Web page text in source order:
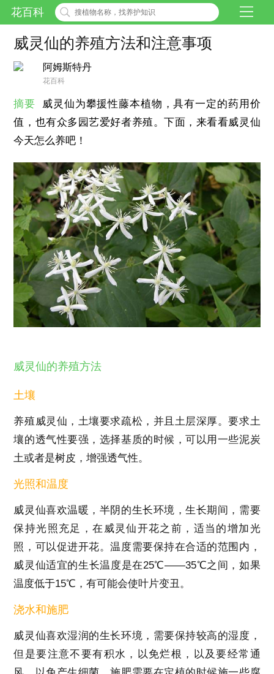
花百科
威灵仙的养殖方法和注意事项
阿姆斯特丹
花百科
摘要
威灵仙为攀援性藤本植物，具有一定的药用价
值，也有众多园艺爱好者养殖。下面，来看看威灵仙
今天怎么养吧！
威灵仙的养殖方法
土壤
养殖威灵仙，土壤要求疏松，并且土层深厚。要求土
壤的透气性要强，选择基质的时候，可以用一些泥炭
土或者是树皮，增强透气性。
光照和温度
威灵仙喜欢温暖，半阴的生长环境，生长期间，需要
保持光照充足，在威灵仙开花之前，适当的增加光
照，可以促进开花。温度需要保持在合适的范围内，
威灵仙适宜的生长温度是在25℃——35℃之间，如果
温度低于15℃，有可能会使叶片变丑。
浇水和施肥
威灵仙喜欢湿润的生长环境，需要保持较高的湿度，
但是要注意不要有积水，以免烂根，以及要经常通